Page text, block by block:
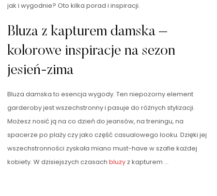
jak i wygodnie? Oto kilka porad i inspiracji.
Bluza z kapturem damska –
kolorowe inspiracje na sezon
jesień-zima
Bluza damska to esencja wygody. Ten niepozorny element
garderoby jest wszechstronny i pasuje do różnych stylizacji.
Możesz nosić ją na co dzień do jeansów, na treningu, na
spacerze po plaży czy jako część casualowego looku. Dzięki jej
wszechstronności zyskała miano must-have w szafie każdej
kobiety. W dzisiejszych czasach bluzy z kapturem …